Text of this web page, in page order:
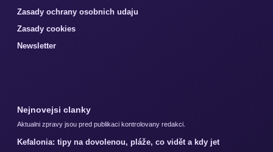
Zasady ochrany osobnich udaju
Zasady cookies
Newsletter
Nejnovejsi clanky
Aktualni zpravy jsou pred publikaci kontrolovany redakci.
Kefalonia: tipy na dovolenou, pláže, co vidět a kdy jet